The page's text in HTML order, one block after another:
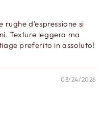
rughe d'espressione si
Texture leggera ma
preferito in assoluto!
03/24/2026